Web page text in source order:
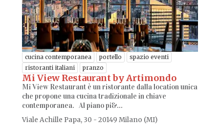
cucina contemporanea portello
spazio eventi
ristoranti italiani
pranzo
Mi View Restaurant by Artimondo
Mi View Restaurant è un ristorante dalla location unica
che propone una cucina tradizionale in chiave
contemporanea. Al piano pi&...
Viale Achille Papa, 30 - 20149 Milano (MI)